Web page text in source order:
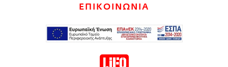
ΕΠΙΚΟΙΝΩΝΙΑ